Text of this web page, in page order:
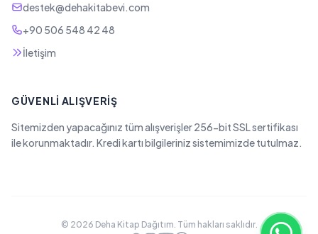
destek@dehakitabevi.com
+90 506 548 42 48
İletişim
GÜVENLI ALIŞVERIŞ
Sitemizden yapacağınız tüm alışverişler 256-bit SSL sertifikası
ile korunmaktadır. Kredi kartı bilgileriniz sistemimizde tutulmaz.
© 2026 Deha Kitap Dağıtım. Tüm hakları saklıdır.